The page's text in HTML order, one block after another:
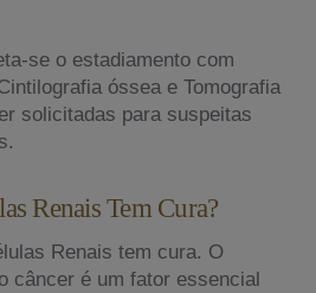
se o estadiamento com
óssea e Tomografia
solicitadas para suspeitas
Renais Tem Cura?
Renais tem cura. O
câncer é um fator essencial